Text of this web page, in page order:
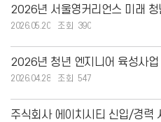
2026.05.20
390
2026년 청년 엔지니어 육성사업
2026.04.28
547
주식회사 에이치시티 신입/경력